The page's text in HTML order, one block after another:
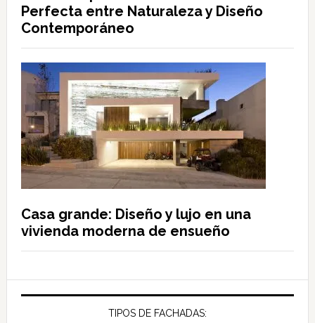
Perfecta entre Naturaleza y Diseño
Contemporáneo
Casa grande: Diseño y lujo en una
vivienda moderna de ensueño
TIPOS DE FACHADAS: